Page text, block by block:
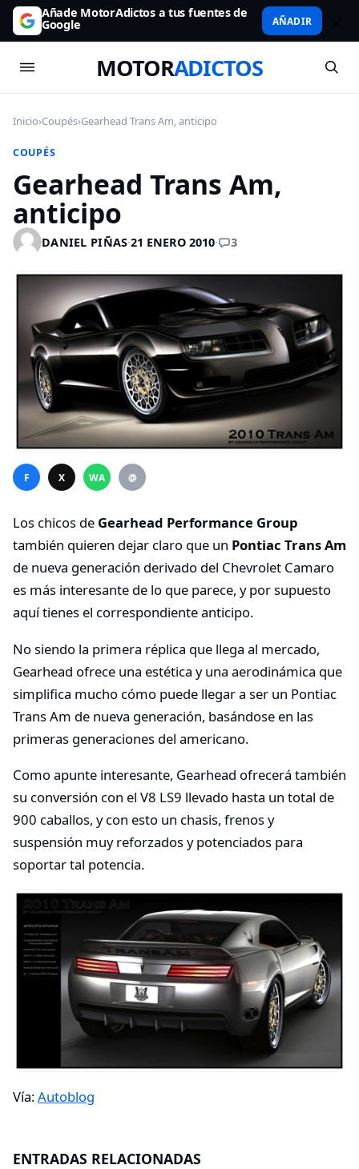
Añade MotorAdictos a tus fuentes de
Google AÑADIR
MOTORADICTOS
Inicio›Coupés›Gearhead Trans Am, anticipo
COUPÉS
Gearhead Trans Am,
anticipo
DANIEL PIÑAS·21 ENERO 2010· 3
F X WA @
Los chicos de Gearhead Performance Group
también quieren dejar claro que un Pontiac Trans Am
de nueva generación derivado del Chevrolet Camaro
es más interesante de lo que parece, y por supuesto
aquí tienes el correspondiente anticipo.
No siendo la primera réplica que llega al mercado,
Gearhead ofrece una estética y una aerodinámica que
simplifica mucho cómo puede llegar a ser un Pontiac
Trans Am de nueva generación, basándose en las
primeras generaciones del americano.
Como apunte interesante, Gearhead ofrecerá también
su conversión con el V8 LS9 llevado hasta un total de
900 caballos, y con esto un chasis, frenos y
suspensión muy reforzados y potenciados para
soportar tal potencia.
Vía:Autoblog
ENTRADAS RELACIONADAS